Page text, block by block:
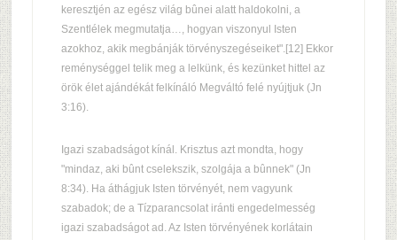
keresztjén az egész világ bûnei alatt haldokolni, a
Szentlélek megmutatja…, hogyan viszonyul Isten
azokhoz, akik megbánják törvényszegéseiket".[12] Ekkor
reménységgel telik meg a lelkünk, és kezünket hittel az
örök élet ajándékát felkínáló Megváltó felé nyújtjuk (Jn
3:16).
Igazi szabadságot kínál. Krisztus azt mondta, hogy
"mindaz, aki bûnt cselekszik, szolgája a bûnnek" (Jn
8:34). Ha áthágjuk Isten törvényét, nem vagyunk
szabadok; de a Tízparancsolat iránti engedelmesség
igazi szabadságot ad. Az Isten törvényének korlátain